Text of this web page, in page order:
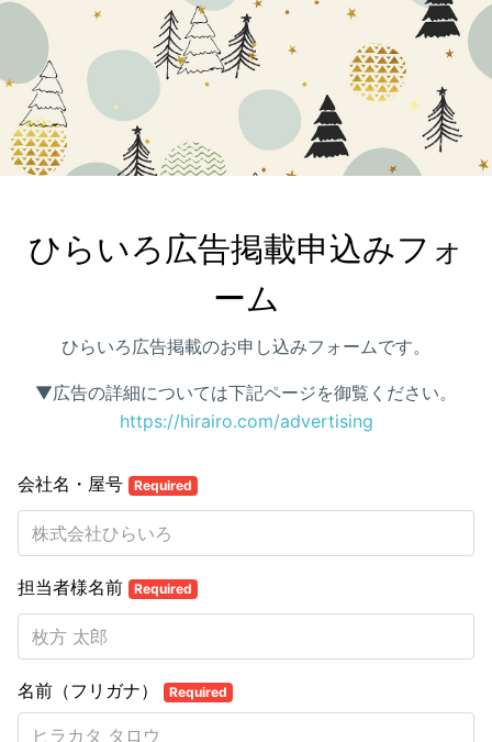
ひらいろ広告掲載申込みフォ
ーム
ひらいろ広告掲載のお申し込みフォームです。
▼広告の詳細については下記ページを御覧ください。
https://hirairo.com/advertising
会社名・屋号 Required
担当者様名前 Required
名前（フリガナ） Required